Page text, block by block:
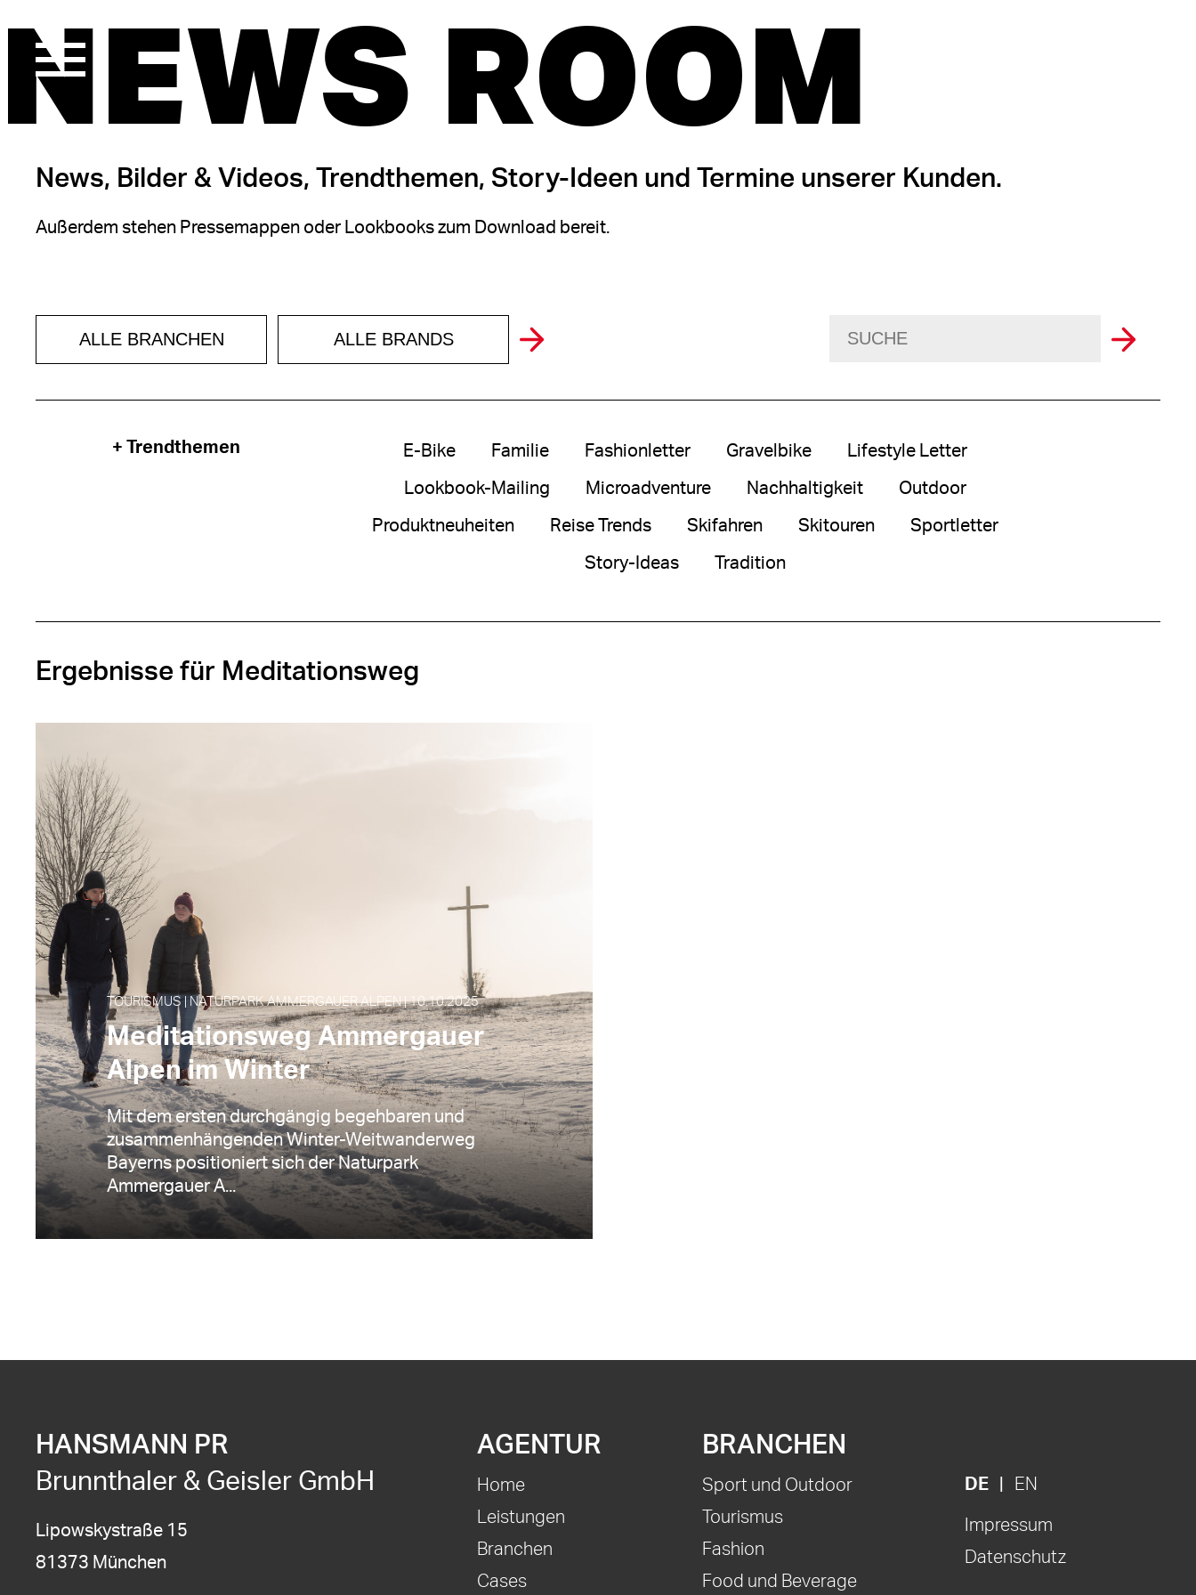
NEWS ROOM
News, Bilder & Videos, Trendthemen, Story-Ideen und Termine unserer Kunden.
Außerdem stehen Pressemappen oder Lookbooks zum Download bereit.
ALLE BRANCHEN ALLE BRANDS
+ Trendthemen E-Bike Familie Fashionletter Gravelbike Lifestyle Letter
Lookbook-Mailing Microadventure Nachhaltigkeit Outdoor
Produktneuheiten Reise Trends Skifahren Skitouren Sportletter
Story-Ideas Tradition
Ergebnisse für Meditationsweg
TOURISMUS | NATURPARK AMMERGAUER ALPEN | 10.10.2025
Meditationsweg Ammergauer
Alpen im Winter
Mit dem ersten durchgängig begehbaren und
zusammenhängenden Winter-Weitwanderweg
Bayerns positioniert sich der Naturpark
Ammergauer A...
HANSMANN PR
Brunnthaler & Geisler GmbH
Lipowskystraße 15
81373 München
AGENTUR
Home
Leistungen
Branchen
Cases
BRANCHEN
Sport und Outdoor
Tourismus
Fashion
Food und Beverage
DE EN
Impressum
Datenschutz